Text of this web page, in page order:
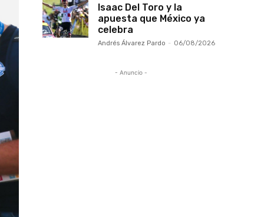
Isaac Del Toro y la
apuesta que México ya
celebra
Andrés Álvarez Pardo - 06/08/2026
- Anuncio -